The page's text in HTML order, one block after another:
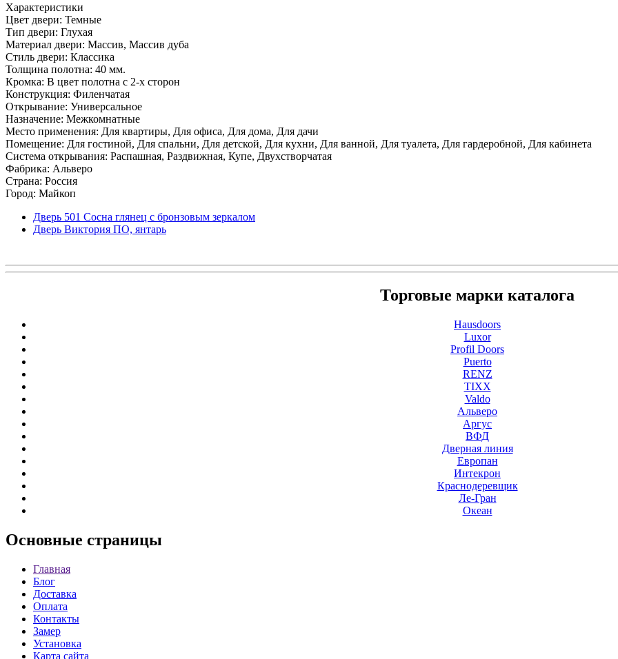
Характеристики
Цвет двери: Темные
Тип двери: Глухая
Материал двери: Массив, Массив дуба
Стиль двери: Классика
Толщина полотна: 40 мм.
Кромка: В цвет полотна с 2-х сторон
Конструкция: Филенчатая
Открывание: Универсальное
Назначение: Межкомнатные
Место применения: Для квартиры, Для офиса, Для дома, Для дачи
Помещение: Для гостиной, Для спальни, Для детской, Для кухни, Для ванной, Для туалета, Для гардеробной, Для кабинета
Система открывания: Распашная, Раздвижная, Купе, Двухстворчатая
Фабрика: Альверо
Страна: Россия
Город: Майкоп
Дверь 501 Сосна глянец с бронзовым зеркалом
Дверь Виктория ПО, янтарь
Торговые марки каталога
Hausdoors
Luxor
Profil Doors
Puerto
RENZ
TIXX
Valdo
Альверо
Аргус
ВФД
Дверная линия
Европан
Интекрон
Краснодеревщик
Ле-Гран
Океан
Основные страницы
Главная
Блог
Доставка
Оплата
Контакты
Замер
Установка
Карта сайта